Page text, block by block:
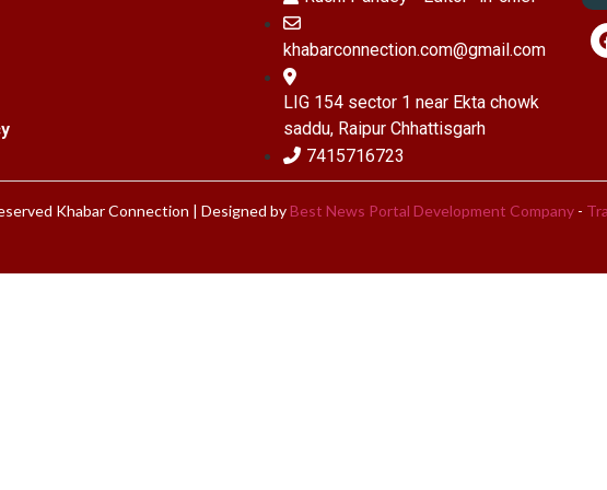
khabarconnection.com@gmail.com
LIG 154 sector 1 near Ekta chowk
saddu, Raipur Chhattisgarh
7415716723
Khabar Connection | Designed by Best News Portal Development Company-